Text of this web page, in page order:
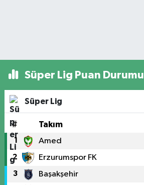
Süper Lig Puan Durumu
Süper Lig
# Takım
1 Amed
2 Erzurumspor FK
3 Başakşehir